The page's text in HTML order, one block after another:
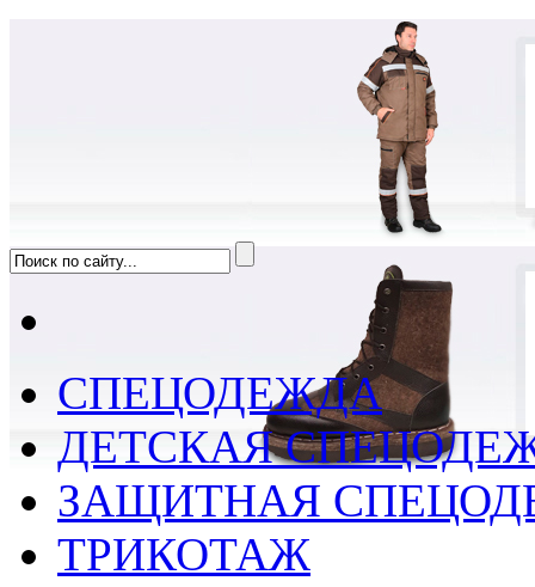
СПЕЦОДЕЖДА
ДЕТСКАЯ
ЗАЩИТНАЯ
ТРИКОТАЖ